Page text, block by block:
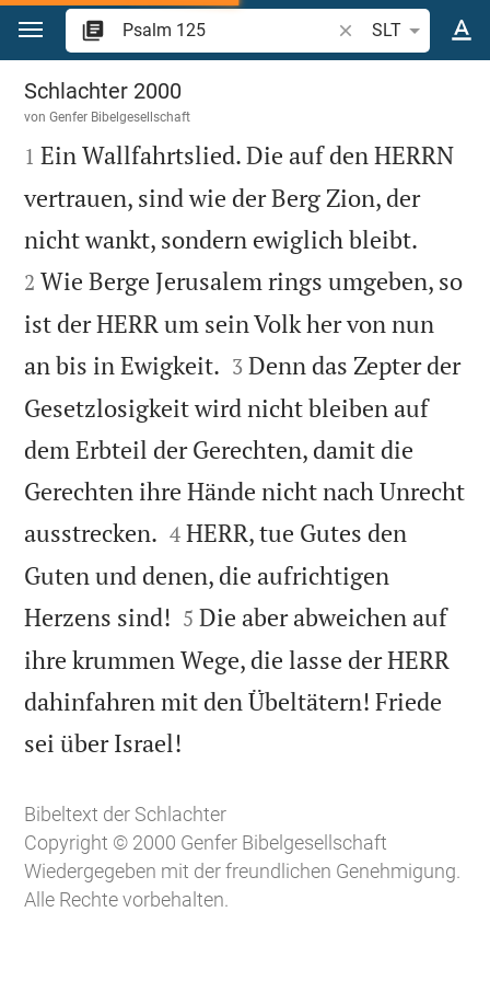
Zum Inhalt springen
Bibelstelle oder
SLT
Psalm 125
Schlachter 2000
vonGenfer Bibelgesellschaft

1 Ein Wallfahrtslied. Die auf den HERRN
vertrauen, sind wie der Berg Zion, der
nicht wankt, sondern ewiglich bleibt.
2 Wie Berge Jerusalem rings umgeben, so
ist der HERR um sein Volk her von nun
an bis in Ewigkeit. 

3 Denn das Zepter der
Gesetzlosigkeit wird nicht bleiben auf
dem Erbteil der Gerechten, damit die
Gerechten ihre Hände nicht nach Unrecht
ausstrecken. 

4 HERR, tue Gutes den
Guten und denen, die aufrichtigen
Herzens sind! 

5 Die aber abweichen auf
ihre krummen Wege, die lasse der HERR
dahinfahren mit den Übeltätern! Friede
sei über Israel!
Bibeltext der Schlachter
Copyright © 2000 Genfer Bibelgesellschaft
Wiedergegeben mit der freundlichen Genehmigung.
Alle Rechte vorbehalten.